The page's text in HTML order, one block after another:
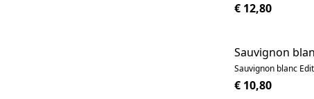
€ 12,80
Sauvignon
Sauvignon blanc
€ 10,80